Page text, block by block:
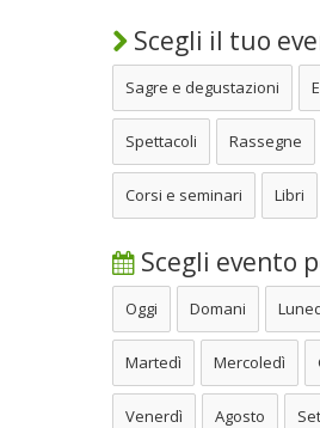
Scegli il tuo
Sagre e degustazioni
Spettacoli Rassegne
Corsi e seminari Libri
Scegli evento
Oggi Domani
Martedì Mercoledì
Venerdì Agosto